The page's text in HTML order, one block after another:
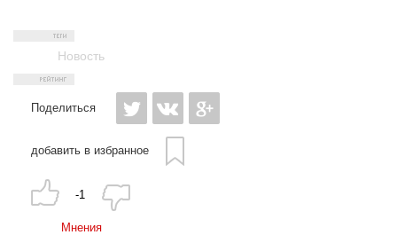
Новость
Поделиться
добавить в избранное
-1
Мнения